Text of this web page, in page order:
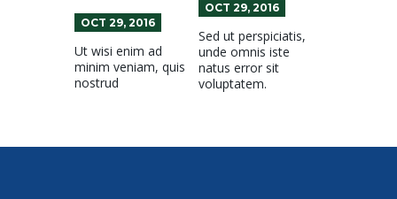
OCT 29, 2016
Ut wisi enim ad
minim veniam, quis
nostrud
OCT 29, 2016
Sed ut perspiciatis,
unde omnis iste
natus error sit
voluptatem.